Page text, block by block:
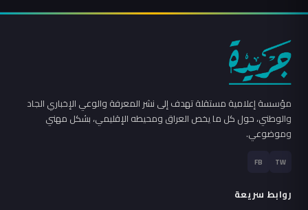
مؤسسة إعلامية مستقلة تهدف إلى نشر المعرفة والوعي الإخباري الجاد
والوطني، حول كل ما يخص العراق ومحيطه الإقليمي، بشكل مهني
وموضوعي.
TW
FB
روابط سريعة